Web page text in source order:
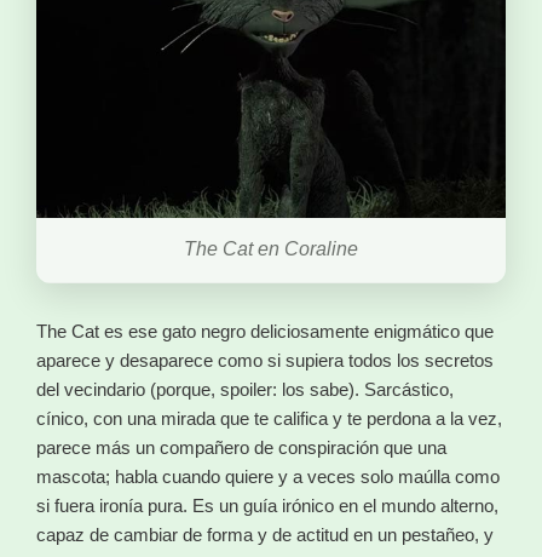
The Cat en Coraline
The Cat es ese gato negro deliciosamente enigmático que
aparece y desaparece como si supiera todos los secretos
del vecindario (porque, spoiler: los sabe). Sarcástico,
cínico, con una mirada que te califica y te perdona a la vez,
parece más un compañero de conspiración que una
mascota; habla cuando quiere y a veces solo maúlla como
si fuera ironía pura. Es un guía irónico en el mundo alterno,
capaz de cambiar de forma y de actitud en un pestañeo, y